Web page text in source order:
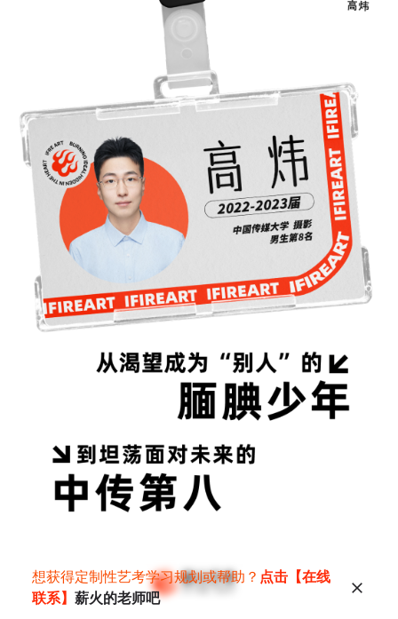
想获得定制性艺考学习规划或帮助？ 点击【在线
联系】 薪火的老师吧